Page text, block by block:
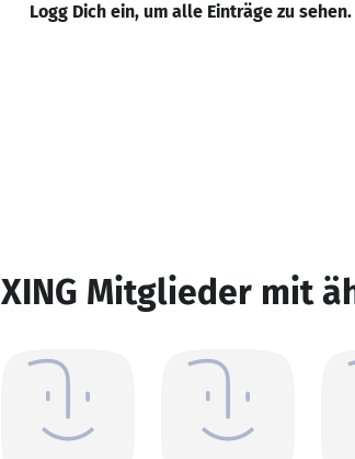
Logg Dich ein, um alle Einträge zu sehen.
XING Mitglieder mit